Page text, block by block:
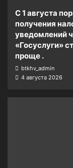
С 1 августа
получения
уведомлений
«Госуслуги»
проще .
btkhv_admin
4 августа 2026